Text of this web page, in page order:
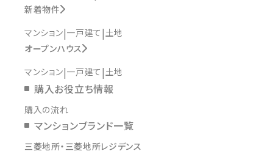
新着物件
マンション 一戸建て 土地
オープンハウス
マンション 一戸建て 土地
購入お役立ち情報
購入の流れ
マンションブランド一覧
三菱地所・三菱地所レジデンス